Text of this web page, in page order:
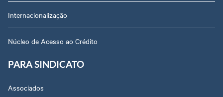
Internacionalização
Núcleo de Acesso ao Crédito
PARA SINDICATO
Associados